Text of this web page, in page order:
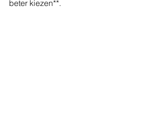
beter kiezen**.